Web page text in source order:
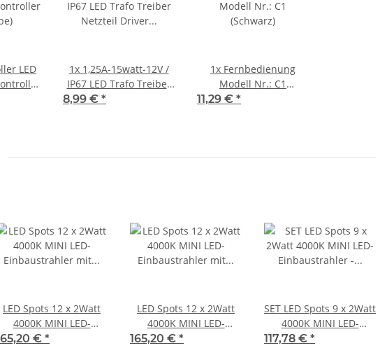
1x 1,25A-15watt-12V /
IP67 LED Trafo Treiber
Netzteil Driver
8,99 € *
1x Fernbedienung
Modell Nr.: C1
(Schwarz)
11,29 € *
LED Spots 12 x 2Watt
4000K MINI LED-
mit Wifi
€ *
LED Spots 12 x 2Watt
4000K MINI LED-
Einbaustrahler mit Wifi
165,20 € *
SET LED Spots 9 x 2Watt
4000K MINI LED-
Einbaustrahler -
117,78 € *